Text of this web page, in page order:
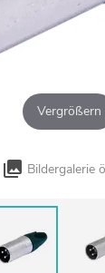
Vergrößern
Bildergalerie